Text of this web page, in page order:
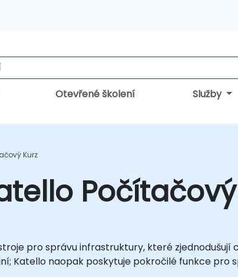
Otevřené školení Služby
Kurz
pro správu infrastruktury, které zjednodušují
Katello naopak poskytuje pokročilé funkce pro